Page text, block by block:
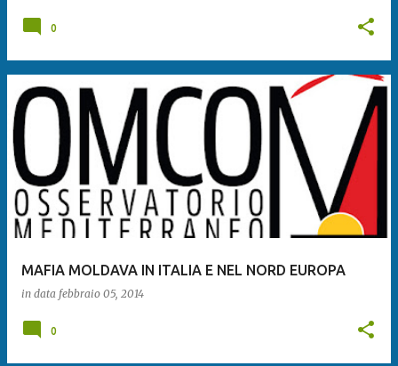
0
MAFIA MOLDAVA IN ITALIA E NEL NORD EUROPA
in data febbraio 05, 2014
0